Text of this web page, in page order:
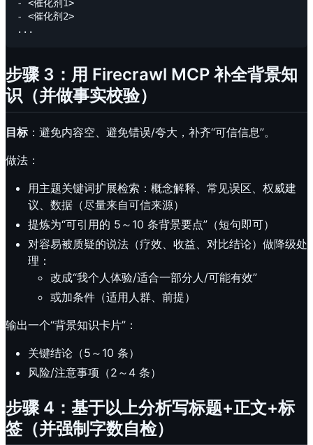
- <催化剂1>
- <催化剂2>
步骤 3：用 Firecrawl MCP 补全背景知
识（并做事实校验）
目标：避免内容空、避免错误/夸大，补齐“可信信息”。
做法：
用主题关键词扩展检索：概念解释、常见误区、权威建
议、数据（尽量来自可信来源）
提炼为“可引用的 5～10 条背景要点”（短句即可）
对容易被质疑的说法（疗效、收益、对比结论）做降级处
理：
改成“我个人体验/适合一部分人/可能有效”
或加条件（适用人群、前提）
输出一个“背景知识卡片”：
关键结论（5～10 条）
风险/注意事项（2～4 条）
步骤 4：基于以上分析写标题+正文+标
签（并强制字数自检）